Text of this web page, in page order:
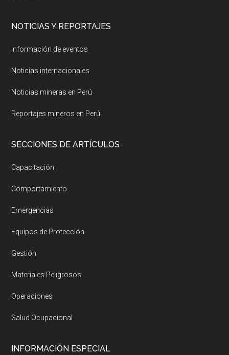
NOTICIAS Y REPORTAJES
Información de eventos
Noticias internacionales
Noticias mineras en Perú
Reportajes mineros en Perú
SECCIONES DE ARTÍCULOS
Capacitación
Comportamiento
Emergencias
Equipos de Protección
Gestión
Materiales Peligrosos
Operaciones
Salud Ocupacional
INFORMACIÓN ESPECIAL